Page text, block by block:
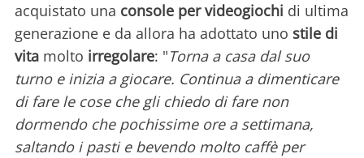
acquistato una console per videogiochi di ultima
generazione e da allora ha adottato uno stile di
vita molto irregolare: "Torna a casa dal suo
turno e inizia a giocare. Continua a dimenticare
di fare le cose che gli chiedo di fare non
dormendo che pochissime ore a settimana,
saltando i pasti e bevendo molto caffè per